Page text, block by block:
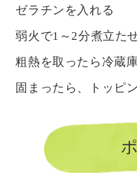
ゼラチンを入れる
弱火で1～2分煮立た
粗熱を取ったら冷蔵
固まったら、トッピ